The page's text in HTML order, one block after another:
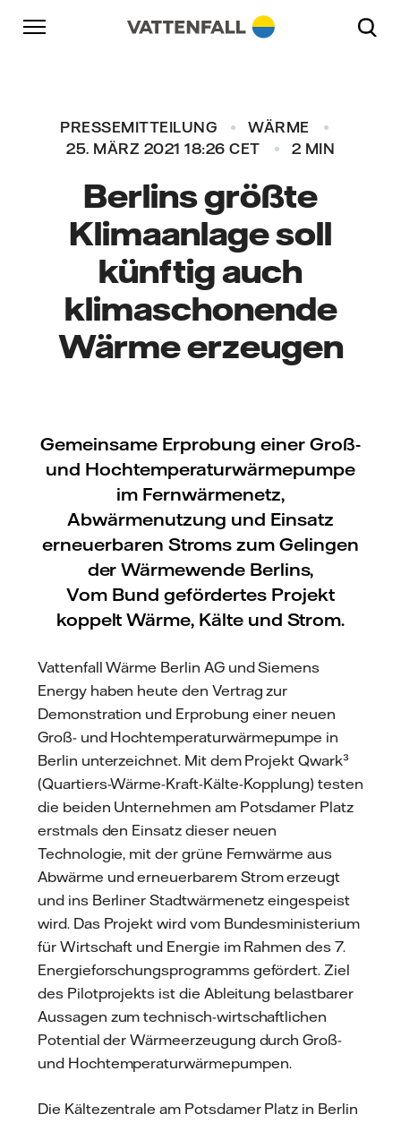
Überspringen
Zurück zur Hauptnavigation
Gehe zur Fußzeile
PRESSEMITTEILUNG
WÄRME
25. MÄRZ 2021 18:26 CET
2 MIN
Berlins größte
Klimaanlage soll
künftig auch
klimaschonende
Wärme erzeugen
Gemeinsame Erprobung einer Groß-
und Hochtemperaturwärmepumpe
im Fernwärmenetz,
Abwärmenutzung und Einsatz
erneuerbaren Stroms zum Gelingen
der Wärmewende Berlins,
Vom Bund gefördertes Projekt
koppelt Wärme, Kälte und Strom.
Vattenfall Wärme Berlin AG und Siemens
Energy haben heute den Vertrag zur
Demonstration und Erprobung einer neuen
Groß- und Hochtemperaturwärmepumpe in
Berlin unterzeichnet. Mit dem Projekt Qwark³
(Quartiers-Wärme-Kraft-Kälte-Kopplung) testen
die beiden Unternehmen am Potsdamer Platz
erstmals den Einsatz dieser neuen
Technologie, mit der grüne Fernwärme aus
Abwärme und erneuerbarem Strom erzeugt
und ins Berliner Stadtwärmenetz eingespeist
wird. Das Projekt wird vom Bundesministerium
für Wirtschaft und Energie im Rahmen des 7.
Energieforschungsprogramms gefördert. Ziel
des Pilotprojekts ist die Ableitung belastbarer
Aussagen zum technisch-wirtschaftlichen
Potential der Wärmeerzeugung durch Groß-
und Hochtemperaturwärmepumpen.
Die Kältezentrale am Potsdamer Platz in Berlin
Zurück zur Hauptnavigation